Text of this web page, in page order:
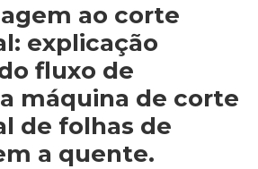
ao corte
explicação
fluxo de
máquina de corte
de folhas de
a quente.